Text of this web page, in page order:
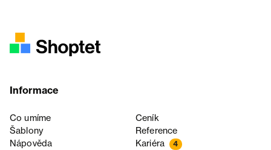
Informace
Co umíme
Ceník
Šablony
Reference
Nápověda
Kariéra 4